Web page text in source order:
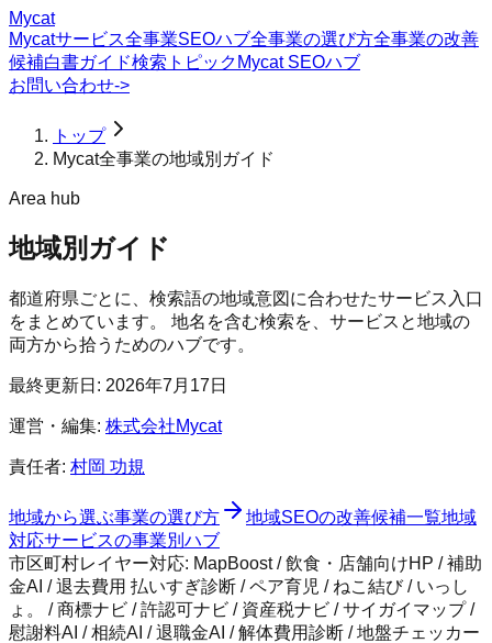
Mycat
Mycatサービス全事業SEOハブ全事業の選び方全事業の改善
候補白書ガイド検索トピック Mycat SEOハブ
お問い合わせ->
トップ
Mycat全事業の地域別ガイド
Area hub
地域別ガイド
都道府県ごとに、検索語の地域意図に合わせたサービス入口
をまとめています。 地名を含む検索を、サービスと地域の
両方から拾うためのハブです。
最終更新日: 2026年7月17日
運営・編集: 株式会社Mycat
責任者: 村岡 功規
地域から選ぶ事業の選び方 地域SEOの改善候補一覧地域
対応サービスの事業別ハブ
市区町村レイヤー対応: MapBoost / 飲食・店舗向けHP / 補助
金AI / 退去費用 払いすぎ診断 / ペア育児 / ねこ結び / いっし
ょ。 / 商標ナビ / 許認可ナビ / 資産税ナビ / サイガイマップ /
慰謝料AI / 相続AI / 退職金AI / 解体費用診断 / 地盤チェッカー